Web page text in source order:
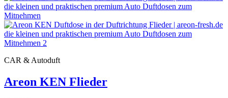
CAR & Autoduft
Areon KEN Flieder